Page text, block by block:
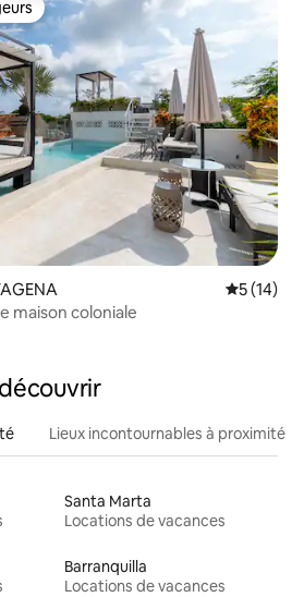
5 (14)
maison coloniale
Lieux incontournables à proximité
Santa Marta
Locations de vacances
Barranquilla
Locations de vacances